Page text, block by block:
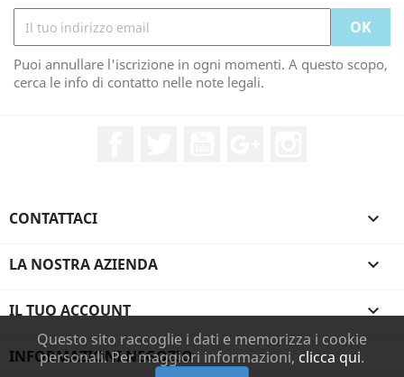
Puoi annullare l'iscrizione in ogni momenti. A questo scopo,
cerca le info di contatto nelle note legali.
CONTATTACI 
LA NOSTRA AZIENDA 
IL TUO ACCOUNT 
INFORMAZIONI NEGOZIO
Questo sito raccoglie i dati e memorizza i cookie
personali. Per maggiori informazioni, clicca qui.